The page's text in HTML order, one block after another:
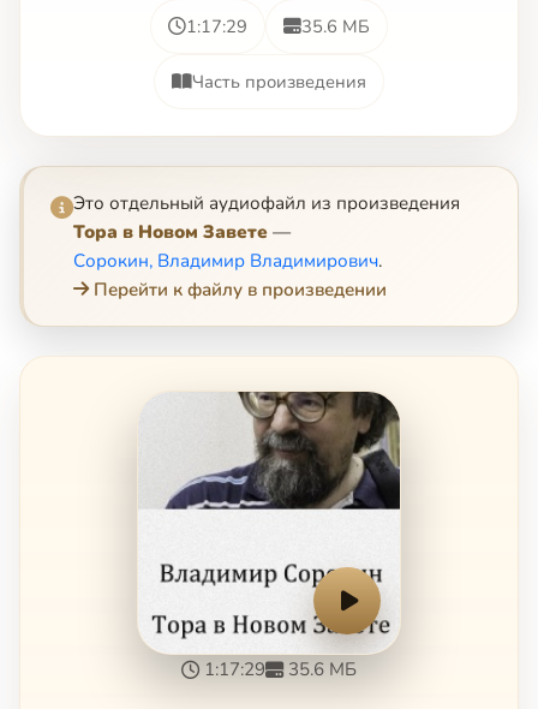
1:17:29 35.6 МБ
Часть произведения
Это отдельный аудиофайл из произведения
Тора в Новом Завете —
Сорокин, Владимир Владимирович.
Перейти к файлу в произведении
1:17:29 35.6 МБ